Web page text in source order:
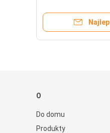
zabezpieczone
O
Do domu
Produkty